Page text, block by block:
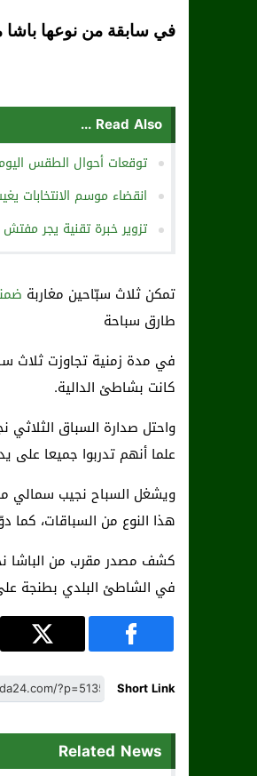
في سابقة من نوعها باشا
Read Also ...
توقعات أحوال الطقس اليوم
انقضاء موسم الانتخابات
تزوير خبرة تقنية يجر
تمكن ثلاث سبّاحين مغاربة
طارق سباحة
كانت بشاطئ الدالية.
واحتل صدارة السباق
علما أنهم تدربوا جميعا على
هذا النوع من السباقات،
كشف مصدر مقرب من الباشا
في الشاطئ البلدي بطنجة
Short Link
Related News